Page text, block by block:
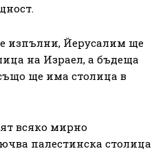
изпълни, Йерусалим ще
на Израел, а бъдеща
ще има столица в
всяко мирно
палестинска столица